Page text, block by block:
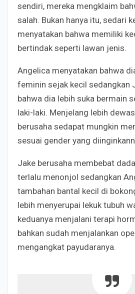
sendiri, mereka mengklaim
salah. Bukan hanya itu, sedari
menyatakan bahwa memiliki
bertindak seperti lawan jenis.
Angelica menyatakan bahwa
feminin sejak kecil sedangkan
bahwa dia lebih suka bermain
laki-laki. Menjelang lebih
berusaha sedapat mungkin
sesuai gender yang
Jake berusaha membebat
terlalu menonjol sedangkan
tambahan bantal kecil di
lebih menyerupai lekuk tubuh
keduanya menjalani terapi
bahkan sudah menjalankan
mengangkat payudaranya.